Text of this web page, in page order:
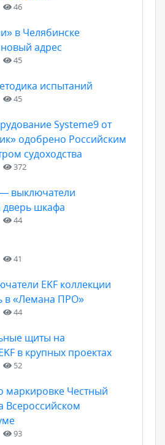
46
в Челябинске
адрес
45
испытаний
45
Systeme9 от
одобрено Российским
судоходства
372
выключатели
шкафа
44
41
EKF коллекции
в «Лемана ПРО»
44
щиты на
в крупных проектах
52
маркировке Честный
Всероссийском
93